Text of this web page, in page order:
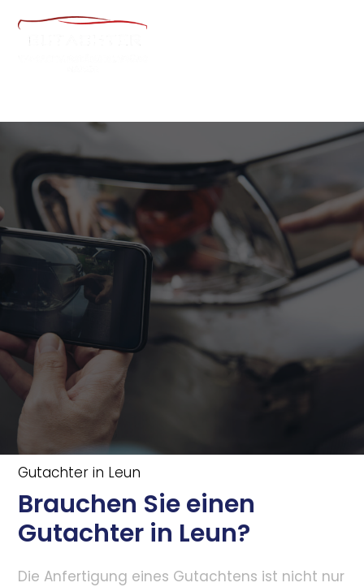
Gutachter in Leun
Brauchen Sie einen
Gutachter in Leun?
Die Anfertigung eines Gutachtens ist nicht nur